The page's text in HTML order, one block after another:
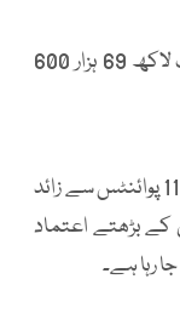
دورانِ کاروبار کے ایس ای 100 انڈیکس ایک لاکھ 69 ہزار 600
کاروباری دن کے دوران 100 انڈیکس میں 1100 پوائنٹس سے زائد
کے بڑھتے اعتماد
رہا ہے۔